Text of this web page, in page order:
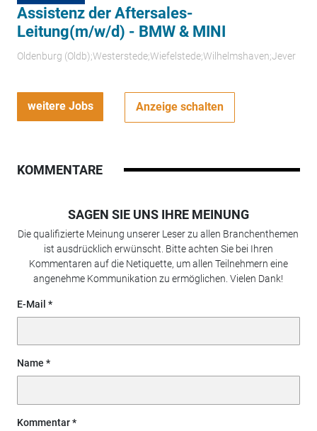
Assistenz der Aftersales-
Leitung(m/w/d) - BMW & MINI
Oldenburg (Oldb);Westerstede;Wiefelstede;Wilhelmshaven;Jever
weitere Jobs Anzeige schalten
KOMMENTARE
SAGEN SIE UNS IHRE MEINUNG
Die qualifizierte Meinung unserer Leser zu allen Branchenthemen
ist ausdrücklich erwünscht. Bitte achten Sie bei Ihren
Kommentaren auf die Netiquette, um allen Teilnehmern eine
angenehme Kommunikation zu ermöglichen. Vielen Dank!
E-Mail
Name
Kommentar